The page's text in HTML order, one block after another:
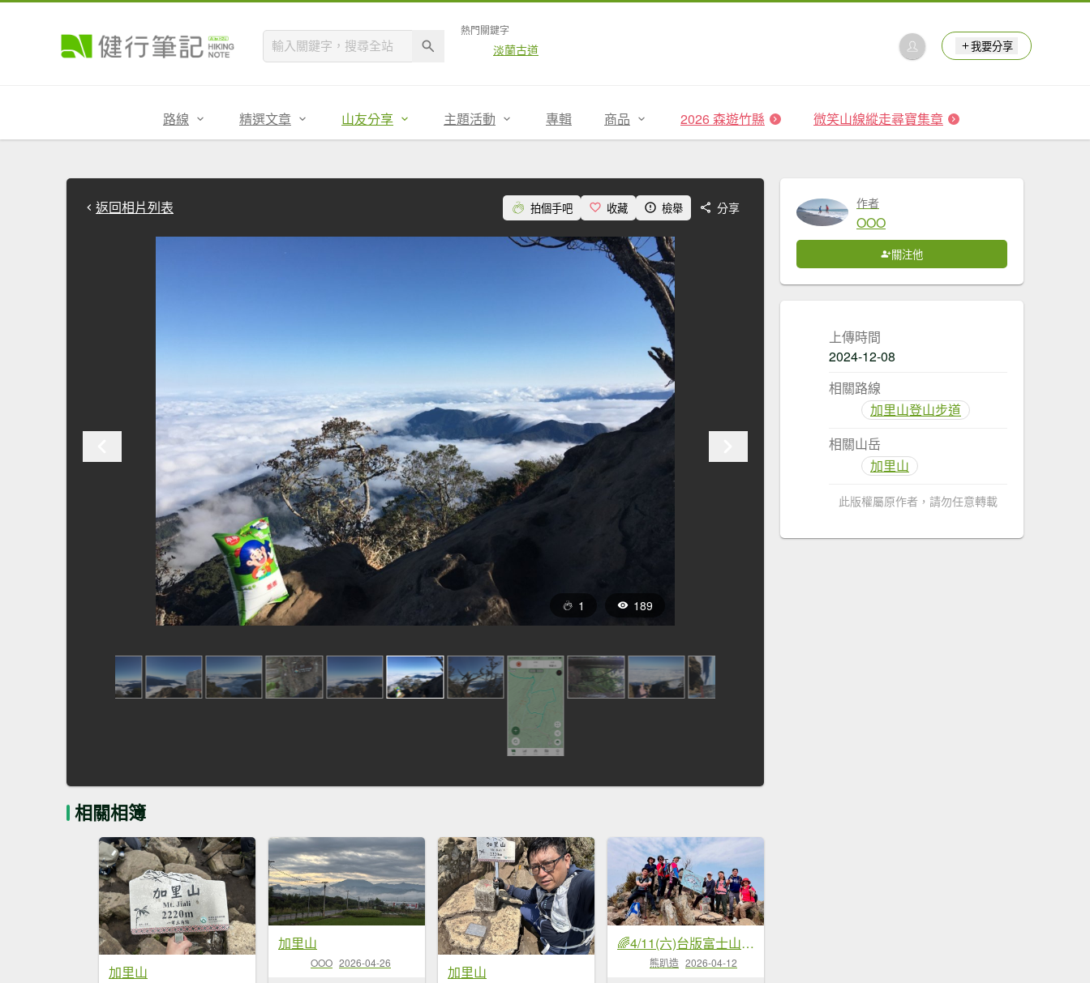
熱門關鍵字
淡蘭古道 我要分享
路線 精選文章 山友分享 主題活動 專輯 商品 2026 森遊竹縣 微笑山線縱走尋寶集章
返回相片列表 拍個手吧 收藏 檢舉 分享
1 189
相關相簿
加里山
加里山
OOO 2026-04-26
加里山
🌈4/11(六)台版富士山~小百岳-加里山×尋找一葉蘭✨FB：熊熊趴爬走~歡迎加入🌈
熊趴造 2026-04-12
作者
OOO
關注他
上傳時間
2024-12-08
相關路線
加里山登山步道
相關山岳
加里山
此版權屬原作者，請勿任意轉載